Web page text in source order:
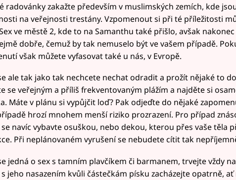
radovánky zakažte především v muslimských zemích, kde
na veřejnosti trestány. Vzpomenout si při té příležitosti
ve městě 2, kde to na Samanthu také přišlo, avšak
dobře, čemuž by tak nemuselo být ve vašem případě.
však můžete vyfasovat také u nás, v Evropě.
ale tak jako tak nechcete nechat odradit a prožít nějaké to
se veřejným a příliš frekventovaným plážím a najděte si
Máte v plánu si vypůjčit loď? Pak odjeďte do nějaké
hrozí mnohem menší riziko prozrazení. Pro případ
navíc vybavte osuškou, nebo dekou, kterou přes vaše těla
Při neplánovaném vyrušení se nebudete cítit tak
jedná o sex s tamním plavčíkem či barmanem, trvejte vždy
s jeho nasazením kvůli částečkám písku zacházejte opatrně, ať